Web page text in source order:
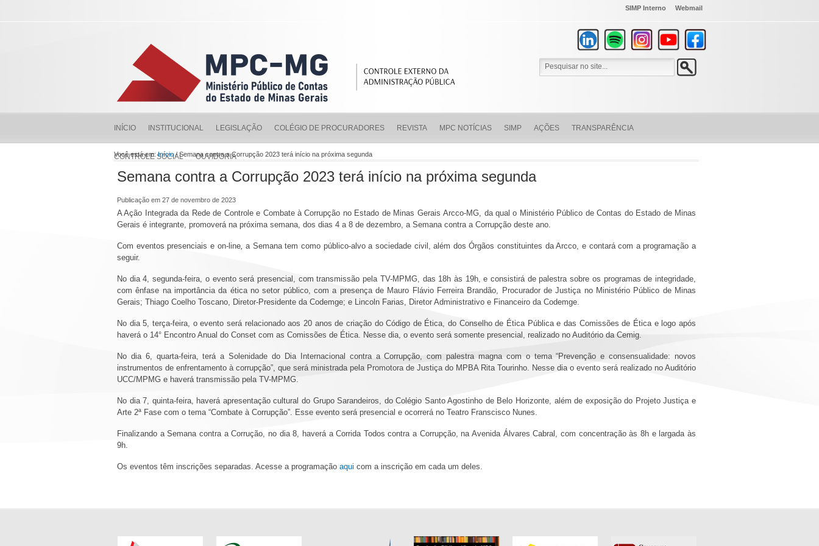
SIMP Interno Webmail
INÍCIO INSTITUCIONAL LEGISLAÇÃO COLÉGIO DE PROCURADORES REVISTA MPC NOTÍCIAS SIMP AÇÕES TRANSPARÊNCIA
CONTROLE SOCIAL OUVIDORIA
Você está em:Início/ Semana contra a Corrupção 2023 terá início na próxima segunda
Semana contra a Corrupção 2023 terá início na próxima segunda
Publicação em 27 de novembro de 2023
A Ação Integrada da Rede de Controle e Combate à Corrupção no Estado de Minas Gerais Arcco-MG, da qual o Ministério Público de Contas do Estado de Minas
Gerais é integrante, promoverá na próxima semana, dos dias 4 a 8 de dezembro, a Semana contra a Corrupção deste ano.
Com eventos presenciais e on-line,a Semana tem como público-alvo a sociedade civil, além dos Órgãos constituintes da Arcco, e contará com a programação a
seguir.
No dia 4, segunda-feira, o evento será presencial, com transmissão pela TV-MPMG, das 18h às 19h, e consistirá de palestra sobre os programas de integridade,
com ênfase na importância da ética no setor público, com a presença de Mauro Flávio Ferreira Brandão, Procurador de Justiça no Ministério Público de Minas
Gerais; Thiago Coelho Toscano, Diretor-Presidente da Codemge; e Lincoln Farias, Diretor Administrativo e Financeiro da Codemge.
No dia 5, terça-feira, o evento será relacionado aos 20 anos de criação do Código de Ética, do Conselho de Ética Pública e das Comissões de Ética e logo após
haverá o 14° Encontro Anual do Conset com as Comissões de Ética. Nesse dia, o evento será somente presencial, realizado no Auditório da Cemig.
No dia 6, quarta-feira, terá a Solenidade do Dia Internacional contra a Corrupção, com palestra magna com o tema “Prevenção e consensualidade: novos
instrumentos de enfrentamento à corrupção”, que será ministrada pela Promotora de Justiça do MPBA Rita Tourinho. Nesse dia o evento será realizado no Auditório
UCC/MPMG e haverá transmissão pela TV-MPMG.
No dia 7, quinta-feira, haverá apresentação cultural do Grupo Sarandeiros, do Colégio Santo Agostinho de Belo Horizonte, além de exposição do Projeto Justiça e
Arte 2ª Fase com o tema “Combate à Corrupção”. Esse evento será presencial e ocorrerá no Teatro Franscisco Nunes.
Finalizando a Semana contra a Corrução, no dia 8, haverá a Corrida Todos contra a Corrupção, na Avenida Álvares Cabral, com concentração às 8h e largada às
9h.
Os eventos têm inscrições separadas. Acesse a programação aqui com a inscrição em cada um deles.